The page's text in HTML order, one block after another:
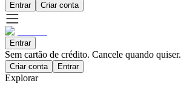
Entrar Criar conta
Entrar
Sem cartão de crédito. Cancele quando quiser.
Criar conta Entrar
Explorar